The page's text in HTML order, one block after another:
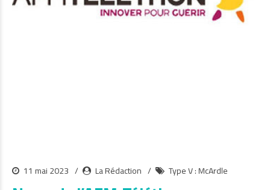
11 mai 2023 La Rédaction Type V : McArdle